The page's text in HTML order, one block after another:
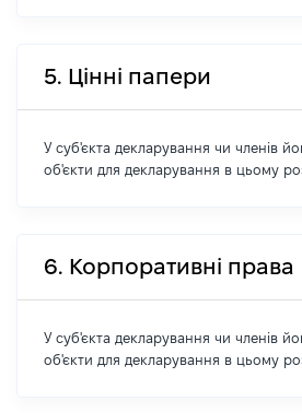
5. Цінні папери
У суб'єкта декларування чи членів
об'єкти для декларування в цьому
6. Корпоративні права
У суб'єкта декларування чи членів
об'єкти для декларування в цьому